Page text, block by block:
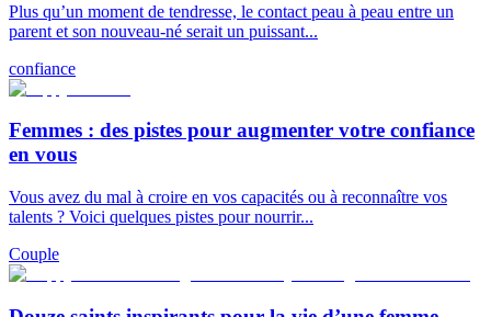
Plus qu’un moment de tendresse, le contact peau à peau entre un
parent et son nouveau-né serait un puissant...
confiance
Femmes : des pistes pour augmenter votre confiance
en vous
Vous avez du mal à croire en vos capacités ou à reconnaître vos
talents ? Voici quelques pistes pour nourrir...
Couple